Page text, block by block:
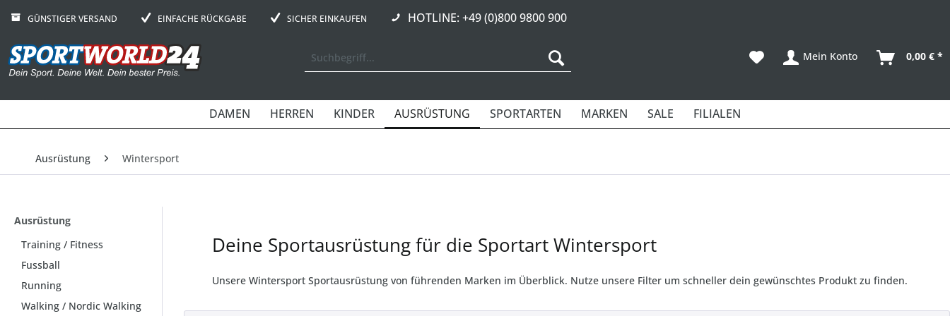
GÜNSTIGER VERSAND EINFACHE RÜCKGABE SICHER EINKAUFEN HOTLINE: +49 (0)800 9800 900
Mein Konto 0,00 € *
DAMEN HERREN KINDER AUSRÜSTUNG SPORTARTEN MARKEN SALE FILIALEN
Ausrüstung Wintersport
Ausrüstung
Training / Fitness
Fussball
Running
Walking / Nordic Walking
Deine Sportausrüstung für die Sportart Wintersport
Unsere Wintersport Sportausrüstung von führenden Marken im Überblick. Nutze unsere Filter um schneller dein gewünschtes Produkt zu finden.